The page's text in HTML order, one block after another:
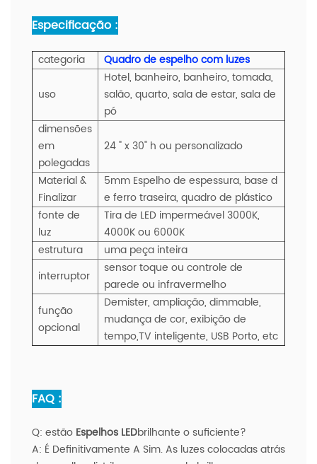
Especificação :
categoria Quadro de espelho com luzes
uso
Hotel, banheiro, banheiro, tomada,
salão, quarto, sala de estar, sala de
pó
dimensões
em
polegadas
24 " x 30" h ou personalizado
Material &
Finalizar
5mm Espelho de espessura, base d
e ferro traseira, quadro de plástico
fonte de
luz
Tira de LED impermeável 3000K,
4000K ou 6000K
estrutura
uma peça inteira
interruptor
sensor toque ou controle de
parede ou infravermelho
função
opcional
Demister, ampliação, dimmable,
mudança de cor, exibição de
tempo,TV inteligente, USB Porto, etc
FAQ :
Q: estão Espelhos LEDbrilhante o suficiente?
A: É Definitivamente A Sim. As luzes colocadas atrás